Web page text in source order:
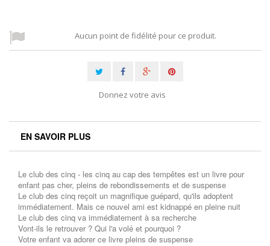
Aucun point de fidélité pour ce produit.
Donnez votre avis
EN SAVOIR PLUS
Le club des cinq - les cinq au cap des tempêtes est un livre pour
enfant pas cher, pleins de rebondissements et de suspense
Le club des cinq reçoit un magnifique guépard, qu'ils adoptent
immédiatement. Mais ce nouvel ami est kidnappé en pleine nuit
Le club des cinq va immédiatement à sa recherche
Vont-ils le retrouver ? Qui l'a volé et pourquoi ?
Votre enfant va adorer ce livre pleins de suspense